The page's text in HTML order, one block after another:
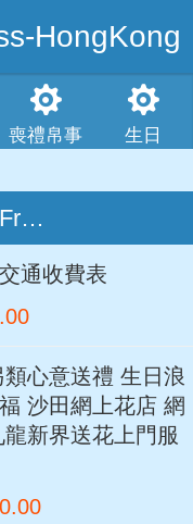
HongKong
喪禮帛事 生日
菜花生果花束[Vegetables  Fruit & flowers bouquet]
通收費表
心意送禮 生日浪
沙田網上花店 網
龍新界送花上門服